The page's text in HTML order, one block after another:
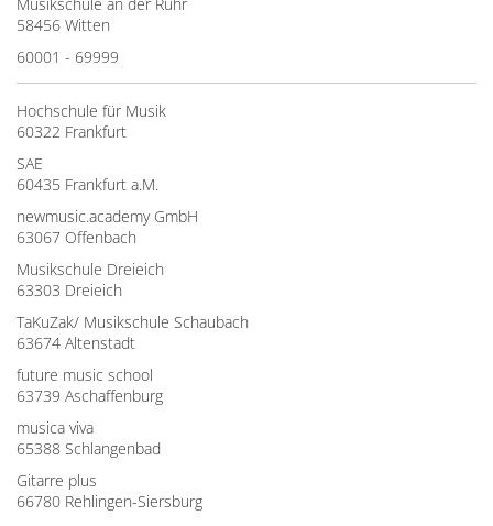
58456 Witten
60001 - 69999
Hochschule für Musik
60322 Frankfurt
SAE
60435 Frankfurt a.M.
newmusic.academy GmbH
63067 Offenbach
Musikschule Dreieich
63303 Dreieich
TaKuZak/ Musikschule Schaubach
63674 Altenstadt
future music school
63739 Aschaffenburg
musica viva
65388 Schlangenbad
Gitarre plus
66780 Rehlingen-Siersburg